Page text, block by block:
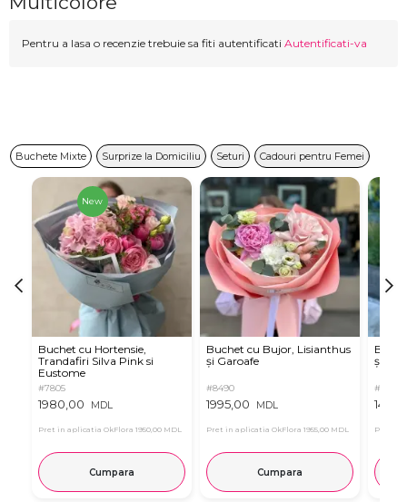
Pentru a lasa o recenzie trebuie sa fiti autentificati Autentificati-va
Buchete Mixte Surprize la Domiciliu Seturi Cadouri pentru Femei
New
Buchet cu Hortensie,
Trandafiri Silva Pink si
Eustome
#7805
1980,00 MDL
Pret in aplicatia OkFlora 1950,00 MDL
Cumpara
Buchet cu Bujor, Lisianthus
și Garoafe
#8490
1995,00 MDL
Pret in aplicatia OkFlora 1955,00 MDL
Cumpara
și
#8633
Pret in